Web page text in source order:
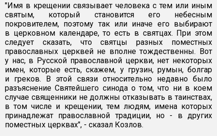
"Имя в крещении связывает человека с тем или иным
святым, который становится его небесным
покровителем, поэтому так или иначе его выбирают
в церковном календаре, то есть в святцах. При этом
следует сказать, что святцы разных поместных
православных церквей не вполне тождественны. Вот
у нас, в Русской православной церкви, нет некоторых
имен, которые есть, скажем, у грузин, румын, болгар
и греков. В этой связи относительно недавно было
разъяснение Святейшего синода о том, что ни в коем
случае священники не должны отказывать в таинствах,
в том числе и крещении, тем людям, имена которых
принадлежат православной традиции, но - в других
поместных церквах", - сказал Козлов.